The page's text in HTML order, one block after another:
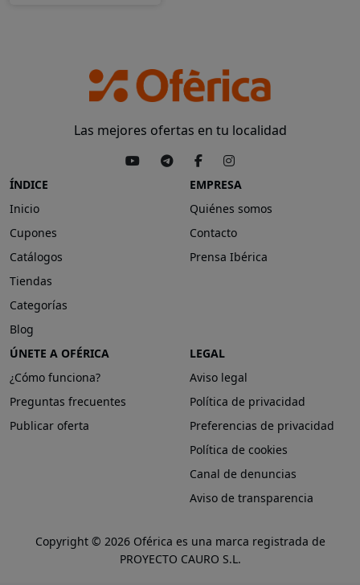
Las mejores ofertas en tu localidad
ÍNDICE
Inicio
Cupones
Catálogos
Tiendas
Categorías
Blog
EMPRESA
Quiénes somos
Contacto
Prensa Ibérica
ÚNETE A OFÉRICA
¿Cómo funciona?
Preguntas frecuentes
Publicar oferta
LEGAL
Aviso legal
Política de privacidad
Preferencias de privacidad
Política de cookies
Canal de denuncias
Aviso de transparencia
Copyright © 2026 Oférica es una marca registrada de
PROYECTO CAURO S.L.